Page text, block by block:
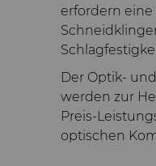
erfordern
Der Optik-
werden zur
Preis-
optischen